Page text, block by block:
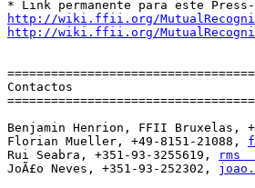
http://wiki.ffii.org/
http://wiki.ffii.org/
Contactos
Benjamin Henrion, FFII Bruxelas,
Florian Mueller, +49-8151-21088,
Rui Seabra, +351-93-3255619,
rms
JoÃ£o Neves, +351-93-252302,